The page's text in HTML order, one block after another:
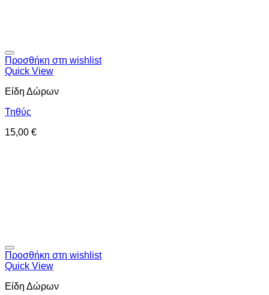
Προσθήκη στη wishlist
Quick View
Είδη Δώρων
Τηθύς
15,00 €
Προσθήκη στη wishlist
Quick View
Είδη Δώρων